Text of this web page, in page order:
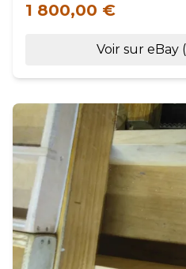
1 800,00 €
Voir sur eBay